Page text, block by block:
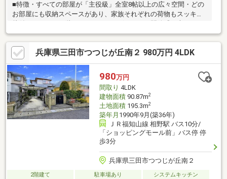
■特徴・すべての部屋が「主役級」全室8帖以上の広々空間・どの
お部屋にも収納スペースがあり、家族それぞれの荷物もスッキリ
る、吹抜けのエントランス■立地・敷地は約58坪 角地ならでは
の開放感と独立性があります・メルカート三田まで徒歩6分 三田
つつじが丘郵便局徒歩7分の立地・穏やかな暮らしが叶う、住宅が
整然と並ぶ閑静な街並みです■担当者コメント・リフォーム等の
見積もりをご希望の際は物件担当者までお気軽にお問合ください
兵庫県三田市つつじが丘南２ 980万円 4LDK
980万円
間取り 4LDK
建物面積90.87m2
土地面積195.3m2
築年月 1990年9月(築36年)
ＪＲ福知山線 相野駅 バス10分/
「ショッピングモール前」バス停 停
歩3分
兵庫県三田市つつじが丘南２
2階建て 駐車場あり
システムキッチン